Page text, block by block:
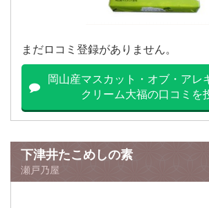
まだロコミ登録がありません。
岡山産マスカット・オブ・アレ
クリーム大福の口コミを
下津井たこめしの素
瀬戸乃屋